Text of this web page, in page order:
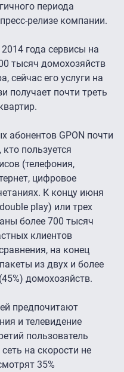
периода
релизе компании.
года сервисы на
тысяч домохозяйств
сейчас его услуги на
получает почти треть
абонентов GPON почти
пользуется
(телефония,
цифровое
К концу июня
play) или трех
более 700 тысяч
клиентов
на конец
из двух и более
домохозяйств.
предпочитают
и телевидение
пользователь
на скорости не
35%